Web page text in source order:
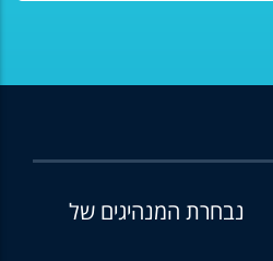
נבחרת המנהיגים של